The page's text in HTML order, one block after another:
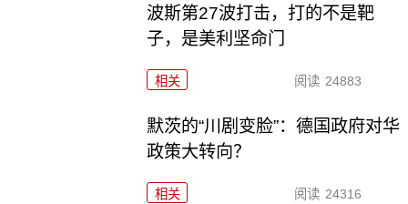
波斯第27波打击，打的不是靶
子，是美利坚命门
相关 阅读 24883
默茨的“川剧变脸”：德国政府对华
政策大转向？
相关 阅读 24316